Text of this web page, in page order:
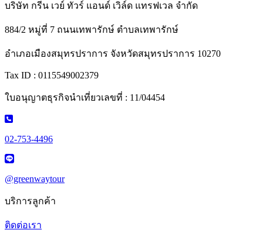
บริษัท กรีน เวย์ ทัวร์ แอนด์ เวิล์ด แทรฟเวล จำกัด
884/2 หมู่ที่ 7 ถนนเทพารักษ์ ตำบลเทพารักษ์
อำเภอเมืองสมุทรปราการ จังหวัดสมุทรปราการ 10270
Tax ID : 0115549002379
ใบอนุญาตธุรกิจนำเที่ยวเลขที่ : 11/04454
02-753-4496
@greenwaytour
บริการลูกค้า
ติดต่อเรา